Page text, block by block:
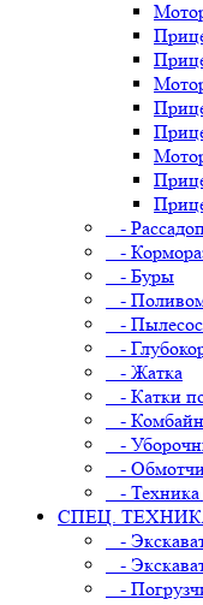
-
-
- Буры
-
-
-
- Жатка
- Катки
-
-
-
-
СПЕЦ.
-
-
-